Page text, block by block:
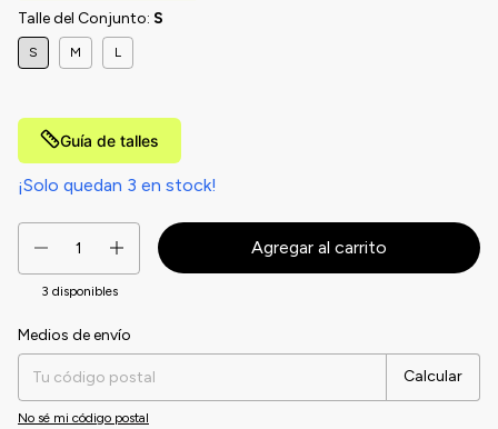
Talle del Conjunto: S
S M L
Guía de talles
¡Solo quedan 3 en stock!
3 disponibles
Entregas para el CP:
Medios de envío
Calcular
No sé mi código postal